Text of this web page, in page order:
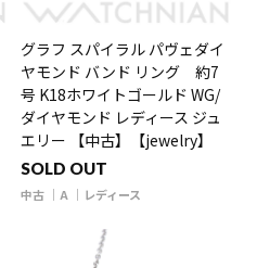
グラフ スパイラル パヴェダイ
ヤモンド バンド リング 約7
号 K18ホワイトゴールド WG/
ダイヤモンド レディース ジュ
エリー 【中古】【jewelry】
SOLD OUT
中古 A レディース